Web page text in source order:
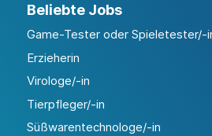
Beliebte Jobs
Game-Tester oder Spieletester/-
Erzieherin
Virologe/-in
Tierpfleger/-in
Süßwarentechnologe/-in